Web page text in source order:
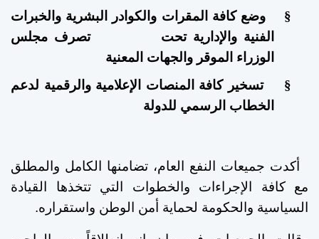
§
وضع كافة المقرات والكوادر البشرية والخبرات
الفنية والإدارية تحت تصرف مجلس
الوزراء الموقر والجهات المعنية
§
تسخير كافة المنصات الإعلامية والرقمية لدعم
الخطاب الرسمي للدولة
أكدت جميعات النفع العام، تضامنها الكامل والمطلق
مع كافة الإجراءات والخطوات التي تتخذها القيادة
السياسية والحكومة لحماية أمن الوطن واستقراره.